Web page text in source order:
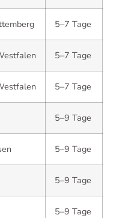
5–7 Tage
5–7 Tage
5–7 Tage
5–9 Tage
5–9 Tage
5–9 Tage
5–9 Tage